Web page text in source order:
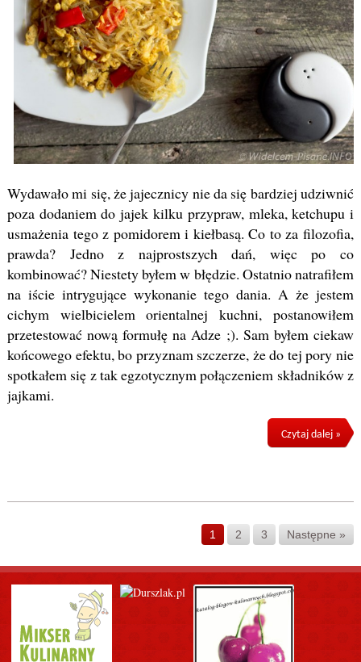
Wydawało mi się, że jajecznicy nie da się bardziej udziwnić
poza dodaniem do jajek kilku przypraw, mleka, ketchupu i
usmażenia tego z pomidorem i kiełbasą. Co to za filozofia,
prawda? Jedno z najprostszych dań, więc po co
kombinować? Niestety byłem w błędzie. Ostatnio natrafiłem
na iście intrygujące wykonanie tego dania. A że jestem
cichym wielbicielem orientalnej kuchni, postanowiłem
przetestować nową formułę na Adze ;). Sam byłem ciekaw
końcowego efektu, bo przyznam szczerze, że do tej pory nie
spotkałem się z tak egzotycznym połączeniem składników z
jajkami.
Czytaj dalej »
1 2 3 Następne »